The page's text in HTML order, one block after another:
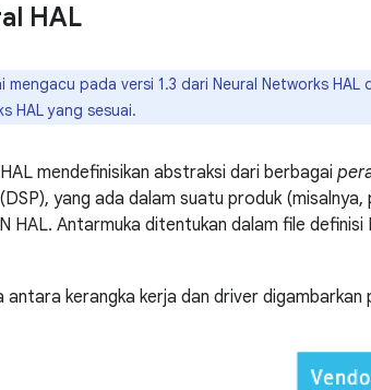
HAL
mengacu pada versi 1.3 dari Neural Networks
HAL yang sesuai.
mendefinisikan abstraksi dari berbagai
yang ada dalam suatu produk
HAL. Antarmuka ditentukan dalam file definisi
antara kerangka kerja dan driver digambarkan